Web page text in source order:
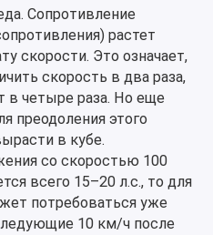
Сопротивление
растет
скорости. Это означает,
скорость в два раза,
в четыре раза. Но еще
преодоления этого
в кубе.
со скоростью 100
всего 15–20 л.с., то для
потребоваться уже
10 км/ч после